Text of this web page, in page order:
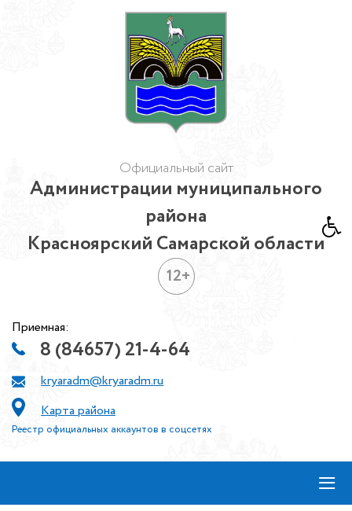
Официальный сайт
Администрации муниципального
района
Красноярский Самарской области
12+
Приемная:
8 (84657) 21-4-64
kryaradm@kryaradm.ru
Карта района
Реестр официальных аккаунтов в соцсетях
≡